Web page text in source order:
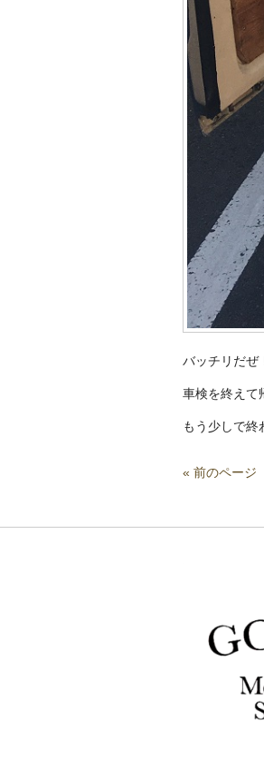
バッチリだぜ
車検を終えて
もう少しで終
« 前のページ